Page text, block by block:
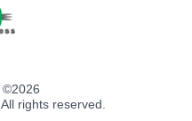
©2026
rights reserved.